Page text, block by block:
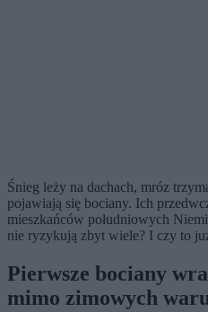
Śnieg leży na dachach, mróz
pojawiają się bociany. Ich
mieszkańców południowych
nie ryzykują zbyt wiele? I czy to
Pierwsze bociany
mimo zimowych